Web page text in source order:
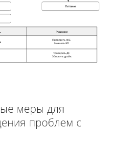
Питание
Решение
Проверить АКБ
Заменить БП
Проверить ДК
Обновить драйв.
меры для
проблем с